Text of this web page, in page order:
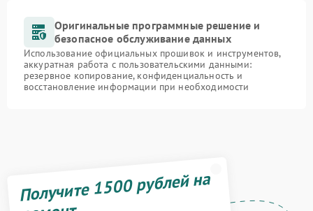
Оригинальные программные решение и
безопасное обслуживание данных
Использование официальных прошивок и инструментов,
аккуратная работа с пользовательскими данными:
резервное копирование, конфиденциальность и
восстановление информации при необходимости
Получите 1500 рублей на